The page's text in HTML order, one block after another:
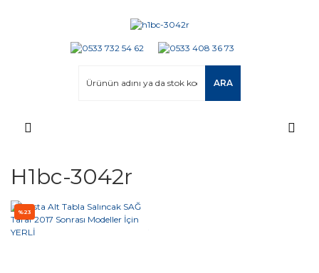
ARA
H1bc-3042r
%23